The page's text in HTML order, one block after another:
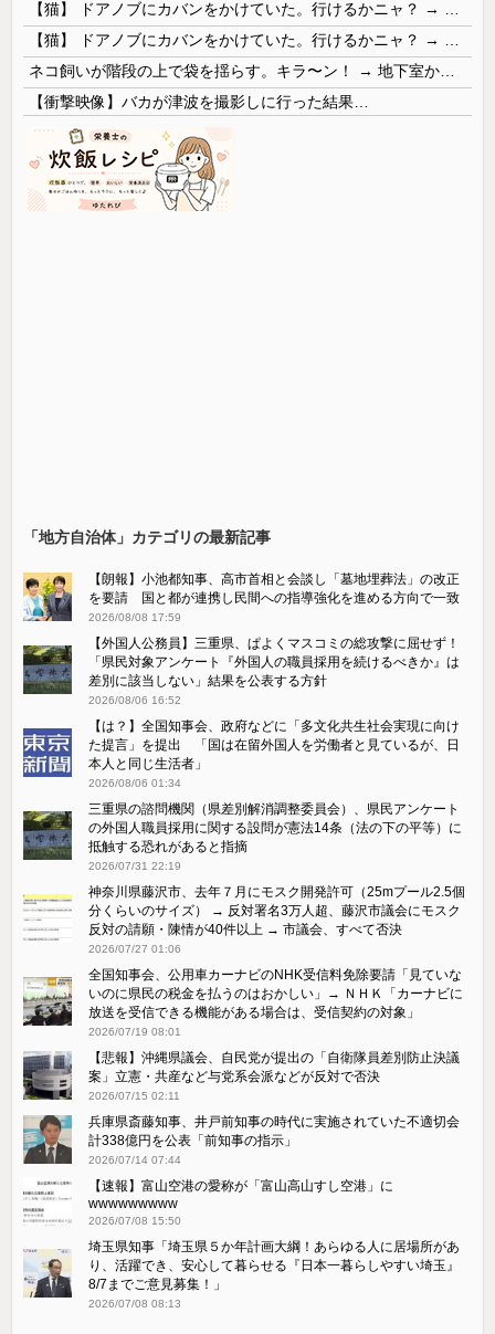
【衝撃映像】バカが津波を撮影しに行った結果…
「地方自治体」カテゴリの最新記事
【朗報】小池都知事、高市首相と会談し「墓地埋葬法」の改正
を要請 国と都が連携し民間への指導強化を進める方向で一致
2026/08/08 17:59
【外国人公務員】三重県、ぱよくマスコミの総攻撃に屈せず！
「県民対象アンケート『外国人の職員採用を続けるべきか』は
差別に該当しない」結果を公表する方針
2026/08/06 16:52
【は？】全国知事会、政府などに「多文化共生社会実現に向け
た提言」を提出 「国は在留外国人を労働者と見ているが、日
本人と同じ生活者」
2026/08/06 01:34
三重県の諮問機関（県差別解消調整委員会）、県民アンケート
の外国人職員採用に関する設問が憲法14条（法の下の平等）に
抵触する恐れがあると指摘
2026/07/31 22:19
神奈川県藤沢市、去年７月にモスク開発許可（25mプール2.5個
分くらいのサイズ） → 反対署名3万人超、藤沢市議会にモスク
反対の請願・陳情が40件以上 → 市議会、すべて否決
2026/07/27 01:06
全国知事会、公用車カーナビのNHK受信料免除要請「見ていな
いのに県民の税金を払うのはおかしい」→ ＮＨＫ「カーナビに
放送を受信できる機能がある場合は、受信契約の対象」
2026/07/19 08:01
【悲報】沖縄県議会、自民党が提出の「自衛隊員差別防止決議
案」立憲・共産など与党系会派などが反対で否決
2026/07/15 02:11
兵庫県斎藤知事、井戸前知事の時代に実施されていた不適切会
計338億円を公表「前知事の指示」
2026/07/14 07:44
【速報】富山空港の愛称が「富山高山すし空港」に
wwwwwwwww
2026/07/08 15:50
埼玉県知事「埼玉県５か年計画大綱！あらゆる人に居場所があ
り、活躍でき、安心して暮らせる『日本一暮らしやすい埼玉』
8/7までご意見募集！」
2026/07/08 08:13